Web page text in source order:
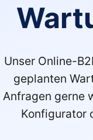
Unser Online-
geplanten
Anfragen gerne
Konfigurator